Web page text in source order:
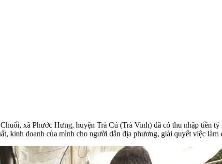
xã Phước Hưng, huyện Trà Cú (Trà Vinh) đã có thu nhập tiền
kinh doanh của mình cho người dân địa phương, giải quyết việc làm